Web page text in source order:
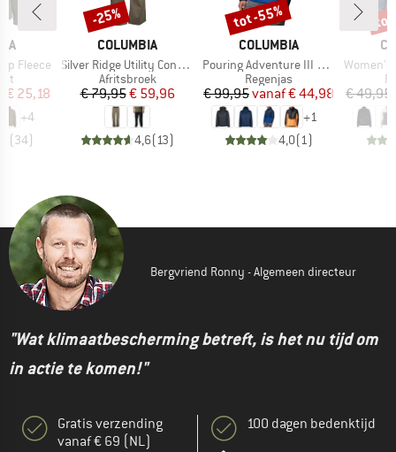
Fleece
prijs
€ 25,18
+4
(34)
MERK
COLUMBIA
Artikel
Silver Ridge Utility Convertible Pant
Productgroep
Afritsbroek
Prijs
€ 79,95Verlaagde prijs
€ 59,96
4,6(13)
Korting
-25%
MERK
COLUMBIA
Artikel
Pouring Adventure III Jacket
Productgroep
Regenjas
Prijs
€ 99,95 Verlaagde prijs
vanaf€ 44,98
+1
4,0(1)
Korting
tot -55%
Artikel
Women's Benton
€ 49,95
Bergvriend Ronny - Algemeen directeur
"Wat klimaatbescherming betreft, is het nu tijd om
in actie te komen!"
Gratis verzending
vanaf € 69 (NL)
100 dagen bedenktijd